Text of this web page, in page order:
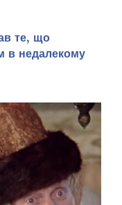
те, що
в недалекому